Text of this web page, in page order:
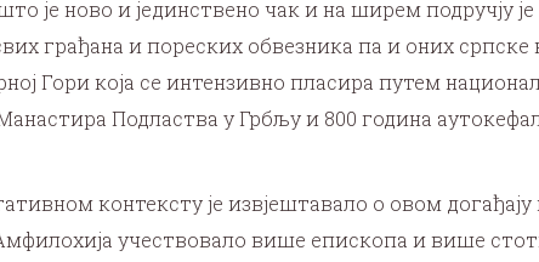
је ново и јединствено чак и на ширем подручју
грађана и пореских обвезника па и оних српске
Гори која се интензивно пласира путем
Подластва у Грбљу и 800 година
контексту је извјештавало о овом догађају
учествовало више епископа и више